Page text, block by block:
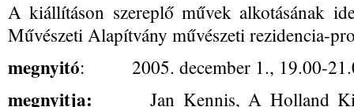
A kiállításon szereplő művek alkotásának
Művészeti Alapítvány művészeti rezidencia-
megnyitó: 2005. december 1., 19.00-
megnyitja: Jan Kennis, A Holland